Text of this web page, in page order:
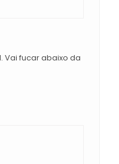
Vai fucar abaixo da